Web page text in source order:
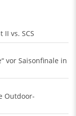
vs. SCS
vor Saisonfinale in
Outdoor-